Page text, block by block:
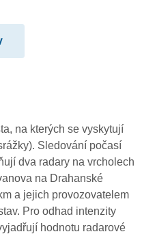
na kterých se vyskytují
Sledování počasí
dva radary na vrcholech
na Drahanské
a jejich provozovatelem
Pro odhad intenzity
hodnotu radarové